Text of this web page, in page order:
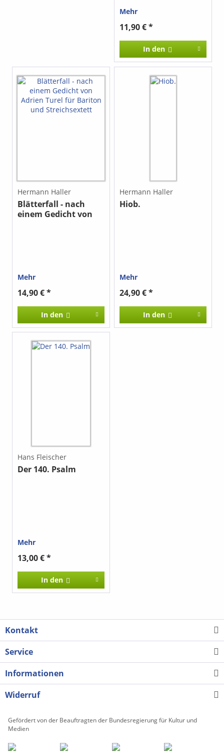
Mehr
11,90 € *
In den
Hermann Haller
Blätterfall - nach
einem Gedicht von
Mehr
14,90 € *
In den
Hermann Haller
Hiob.
Mehr
24,90 € *
In den
Hans Fleischer
Der 140. Psalm
Mehr
13,00 € *
In den
Kontakt
Service
Informationen
Widerruf
Gefördert von der Beauftragten der Bundesregierung für Kultur und
Medien